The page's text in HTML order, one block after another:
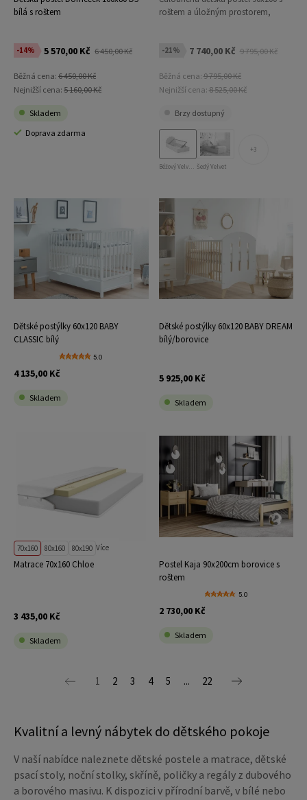
bílá s roštem
-14% 5 570,00 Kč 6 450,00 Kč
Běžná cena: 6 450,00 Kč
Nejnižší cena: 5 160,00 Kč
Skladem
Doprava zdarma
roštem a úložným prostorem,
-21% 7 740,00 Kč 9 795,00 Kč
Běžná cena: 9 795,00 Kč
Nejnižší cena: 8 525,00 Kč
Brzy dostupný
Béžový Velvet s úložným prostorem Šedý Velvet
3
Dětské postýlky 60x120 BABY
CLASSIC bílý
5.0
4 135,00 Kč
Skladem
Dětské postýlky 60x120 BABY DREAM
bílý/borovice
5 925,00 Kč
Skladem
70x160 80x160 80x190 Více
Matrace 70x160 Chloe
3 435,00 Kč
Skladem
Postel Kaja 90x200cm borovice s
roštem
5.0
2 730,00 Kč
Skladem
1 2 3 4 5 ... 22
Kvalitní a levný nábytek do dětského pokoje
V naší nabídce naleznete dětské postele a matrace, dětské
psací stoly, noční stolky, skříně, poličky a regály z dubového
a borového masivu. K dispozici v přírodní barvě, v bílé nebo